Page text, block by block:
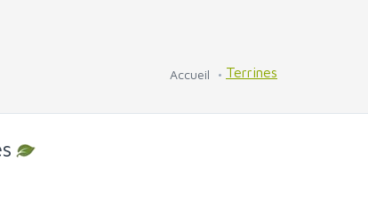
Accueil Terrines